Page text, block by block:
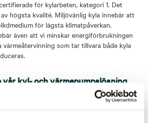
för kylarbeten, kategori 1. Det
högsta kvalité. Miljövänlig kyla innebär att
för lägsta klimatpåverkan.
även att vi minskar energiförbrukningen
som tar tillvara både kyla
vår kyl- och värmepumpslösning